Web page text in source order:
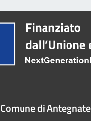
Comune di Antegnate